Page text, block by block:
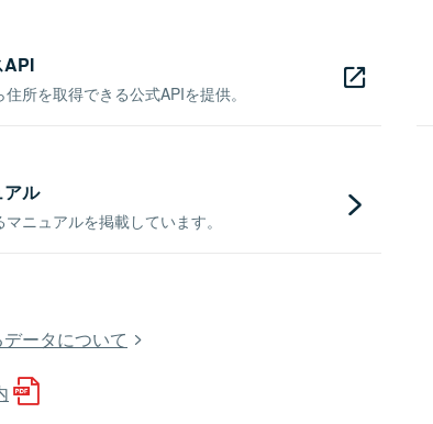
API
所を取得できる公式APIを提供。
ル
ニュアルを掲載しています。
ータについて